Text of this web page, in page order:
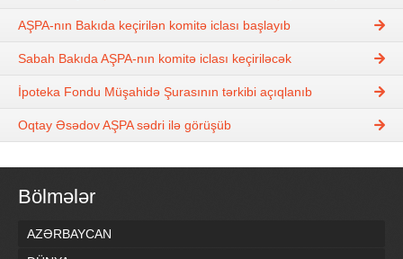
AŞPA-nın Bakıda keçirilən komitə iclası başlayıb
Sabah Bakıda AŞPA-nın komitə iclası keçiriləcək
İpoteka Fondu Müşahidə Şurasının tərkibi açıqlanıb
Oqtay Əsədov AŞPA sədri ilə görüşüb
Bölmələr
AZƏRBAYCAN